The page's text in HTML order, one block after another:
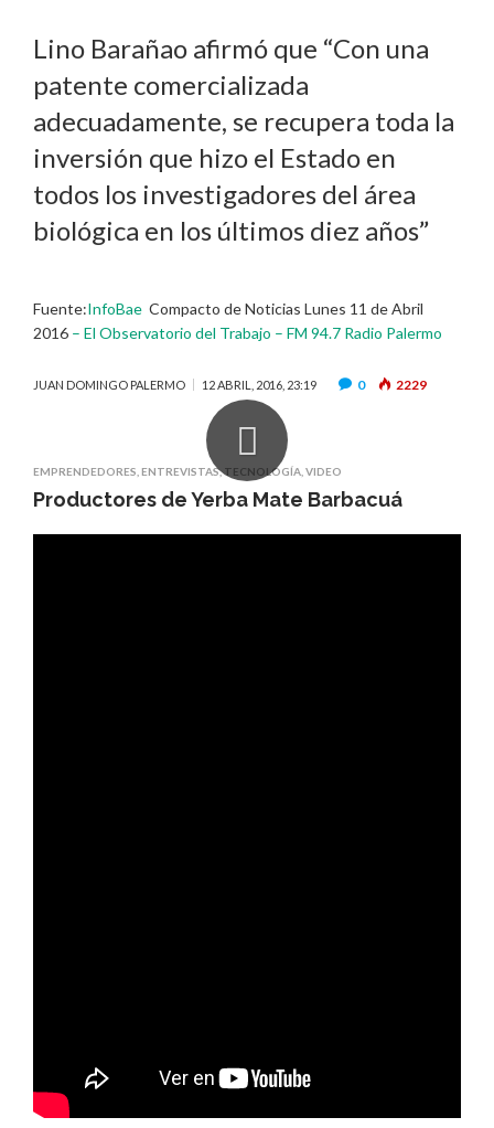
Lino Barañao afirmó que “Con una
patente comercializada
adecuadamente, se recupera toda la
inversión que hizo el Estado en
todos los investigadores del área
biológica en los últimos diez años”
Fuente:InfoBae Compacto de Noticias Lunes 11 de Abril
2016 – El Observatorio del Trabajo – FM 94.7 Radio Palermo
JUAN DOMINGO PALERMO 12 ABRIL, 2016, 23:19 0 2229
EMPRENDEDORES ENTREVISTAS,TECNOLOGÍA VIDEO
Productores de Yerba Mate Barbacuá